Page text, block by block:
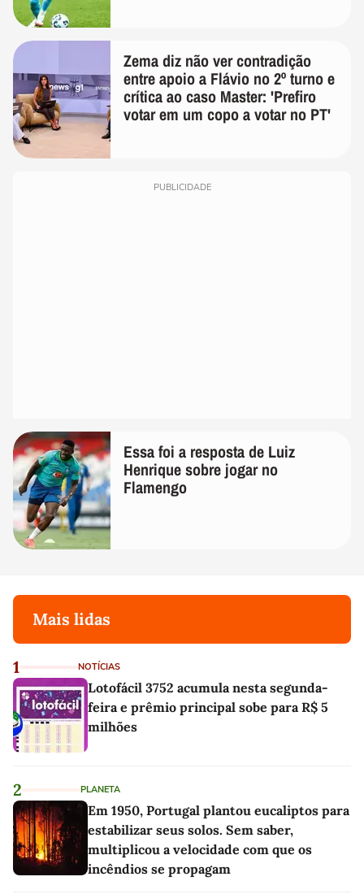
Zema diz não ver contradição
entre apoio a Flávio no 2º turno e
crítica ao caso Master: 'Prefiro
votar em um copo a votar no PT'
PUBLICIDADE
Essa foi a resposta de Luiz
Henrique sobre jogar no
Flamengo
Mais lidas
1 NOTÍCIAS
Lotofácil 3752 acumula nesta segunda-
feira e prêmio principal sobe para R$ 5
milhões
2 PLANETA
Em 1950, Portugal plantou eucaliptos para
estabilizar seus solos. Sem saber,
multiplicou a velocidade com que os
incêndios se propagam